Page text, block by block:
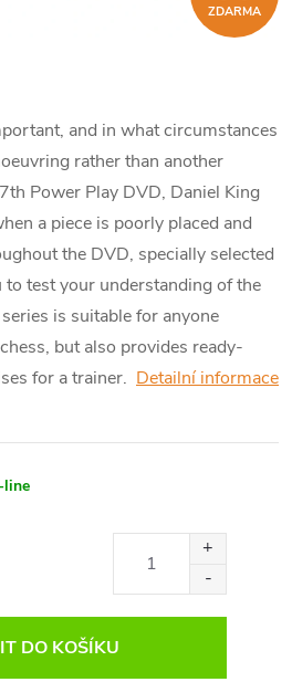
ZDARMA
and in what circumstances
rather than another
Power Play DVD, Daniel King
a piece is poorly placed and
the DVD, specially selected
test your understanding of the
is suitable for anyone
but also provides ready-
for a trainer. Detailní informace
line
DO KOŠÍKU